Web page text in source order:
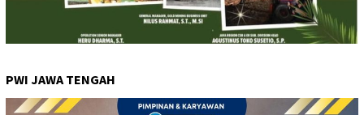
PWI JAWA TENGAH